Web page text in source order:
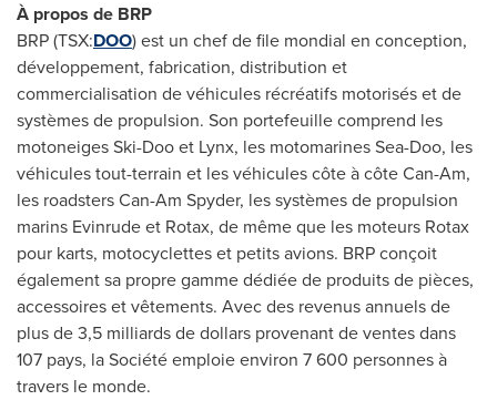
À propos de BRP
BRP (TSX:DOO) est un chef de file mondial en conception,
développement, fabrication, distribution et
commercialisation de véhicules récréatifs motorisés et de
systèmes de propulsion. Son portefeuille comprend les
motoneiges Ski-Doo et Lynx, les motomarines Sea-Doo, les
véhicules tout-terrain et les véhicules côte à côte Can-Am,
les roadsters Can-Am Spyder, les systèmes de propulsion
marins Evinrude et Rotax, de même que les moteurs Rotax
pour karts, motocyclettes et petits avions. BRP conçoit
également sa propre gamme dédiée de produits de pièces,
accessoires et vêtements. Avec des revenus annuels de
plus de 3,5 milliards de dollars provenant de ventes dans
107 pays, la Société emploie environ 7 600 personnes à
travers le monde.